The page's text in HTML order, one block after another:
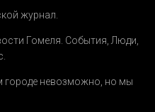
журнал.
Гомеля. События Люди
городе невозможно, но мы